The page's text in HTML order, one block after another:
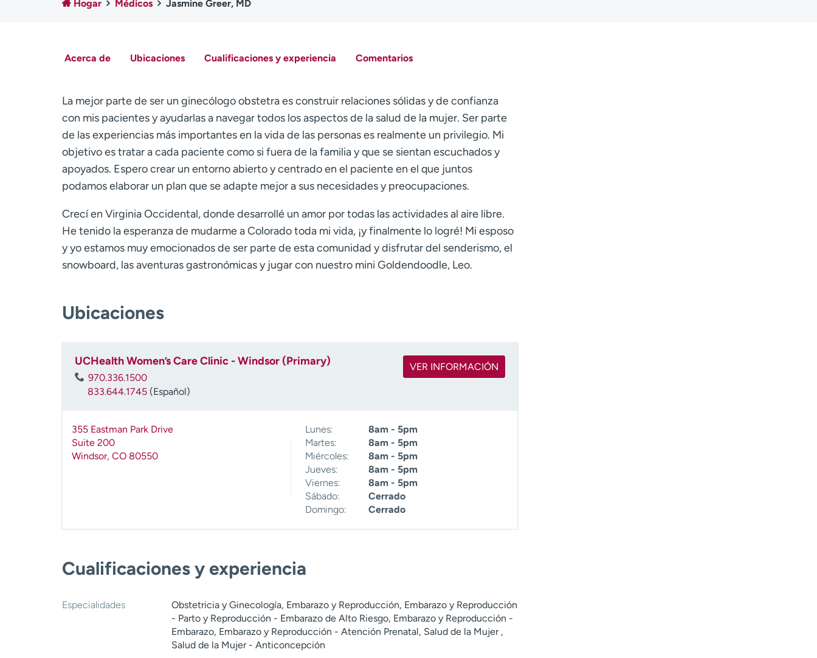
Hogar Médicos Jasmine Greer, MD
Acerca de Ubicaciones Cualificaciones y experiencia Comentarios
La mejor parte de ser un ginecólogo obstetra es construir relaciones sólidas y de confianza
con mis pacientes y ayudarlas a navegar todos los aspectos de la salud de la mujer. Ser parte
de las experiencias más importantes en la vida de las personas es realmente un privilegio. Mi
objetivo es tratar a cada paciente como si fuera de la familia y que se sientan escuchados y
apoyados. Espero crear un entorno abierto y centrado en el paciente en el que juntos
podamos elaborar un plan que se adapte mejor a sus necesidades y preocupaciones.
Crecí en Virginia Occidental, donde desarrollé un amor por todas las actividades al aire libre.
He tenido la esperanza de mudarme a Colorado toda mi vida, ¡y finalmente lo logré! Mi esposo
y yo estamos muy emocionados de ser parte de esta comunidad y disfrutar del senderismo, el
snowboard, las aventuras gastronómicas y jugar con nuestro mini Goldendoodle, Leo.
Ubicaciones
UCHealth Women’s Care Clinic - Windsor (Primary)
970.336.1500
833.644.1745 (Español)
VER INFORMACIÓN
355 Eastman Park Drive
Suite 200
Windsor, CO 80550
Lunes:
8am - 5pm
Martes:
8am - 5pm
Miércoles:
8am - 5pm
Jueves:
8am - 5pm
Viernes:
8am - 5pm
Sábado:
Cerrado
Domingo:
Cerrado
Cualificaciones y experiencia
Especialidades
Obstetricia y Ginecología, Embarazo y Reproducción, Embarazo y Reproducción
- Parto y Reproducción - Embarazo de Alto Riesgo, Embarazo y Reproducción -
Embarazo, Embarazo y Reproducción - Atención Prenatal, Salud de la Mujer ,
Salud de la Mujer - Anticoncepción